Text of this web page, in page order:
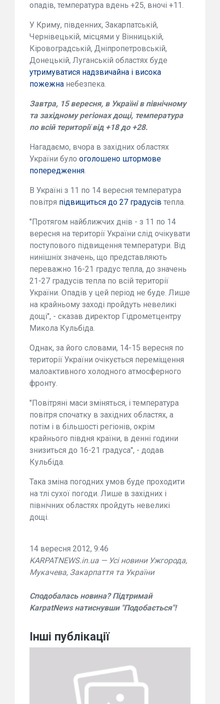
опадів, температура вдень +25, вночі +11.
У Криму, південних, Закарпатській,
Чернівецькій, місцями у Вінницькій,
Кіровоградській, Дніпропетровській,
Донецькій, Луганській областях буде
утримуватися надзвичайна і висока
пожежна небезпека.
Завтра, 15 вересня, в Україні в північному
та західному регіонах дощі, температура
по всій території від +18 до +28.
Нагадаємо, вчора в західних областях
України було оголошено штормове
попередження.
В Україні з 11 по 14 вересня температура
повітря підвищиться до 27 градусів тепла.
"Протягом найближчих днів - з 11 по 14
вересня на території України слід очікувати
поступового підвищення температури. Від
нинішніх значень, що представляють
переважно 16-21 градус тепла, до значень
21-27 градусів тепла по всій території
України. Опадів у цей період не буде. Лише
на крайньому заході пройдуть невеликі
дощі", - сказав директор Гідрометцентру
Микола Кульбіда.
Однак, за його словами, 14-15 вересня по
території України очікується переміщення
малоактивного холодного атмосферного
фронту.
"Повітряні маси зміняться, і температура
повітря спочатку в західних областях, а
потім і в більшості регіонів, окрім
крайнього півдня країни, в денні години
знизиться до 16-21 градуса", - додав
Кульбіда.
Така зміна погодних умов буде проходити
на тлі сухої погоди. Лише в західних і
північних областях пройдуть невеликі
дощі.
14 вересня 2012, 9:46
KARPATNEWS.in.ua — Усі новини Ужгорода,
Мукачева, Закарпаття та України
Сподобалась новина? Підтримай
KarpatNews натиснувши "Подобається"!
Інші публікації